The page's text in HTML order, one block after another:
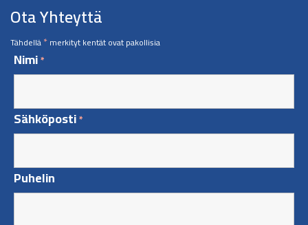
Ota Yhteyttä
Tähdellä*merkityt kentät ovat pakollisia
Nimi*
Sähköposti*
Puhelin